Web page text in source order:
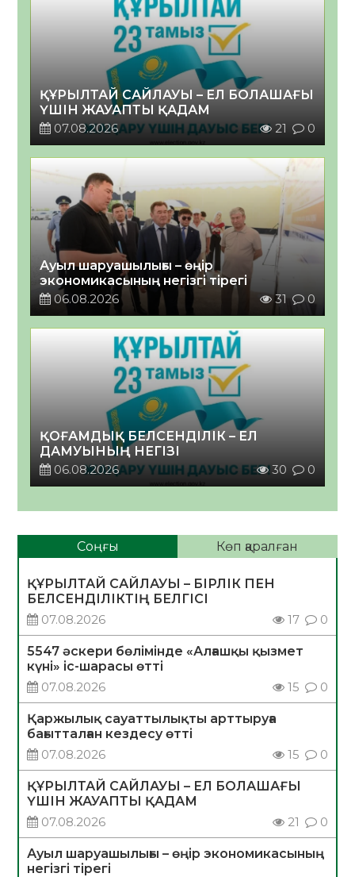
ҚҰРЫЛТАЙ САЙЛАУЫ – ЕЛ БОЛАШАҒЫ
ҮШІН ЖАУАПТЫ ҚАДАМ
07.08.2026
21 0
Ауыл шаруашылығы – өңір
экономикасының негізгі тірегі
06.08.2026
31 0
ҚОҒАМДЫҚ БЕЛСЕНДІЛІК – ЕЛ
ДАМУЫНЫҢ НЕГІЗІ
06.08.2026
30 0
Соңғы Көп қаралған
ҚҰРЫЛТАЙ САЙЛАУЫ – БІРЛІК ПЕН
БЕЛСЕНДІЛІКТІҢ БЕЛГІСІ
07.08.2026
17 0
5547 әскери бөлімінде «Алғашқы қызмет
күні» іс-шарасы өтті
07.08.2026
15 0
Қаржылық сауаттылықты арттыруға
бағытталған кездесу өтті
07.08.2026
15 0
ҚҰРЫЛТАЙ САЙЛАУЫ – ЕЛ БОЛАШАҒЫ
ҮШІН ЖАУАПТЫ ҚАДАМ
07.08.2026
21 0
Ауыл шаруашылығы – өңір экономикасының
негізгі тірегі